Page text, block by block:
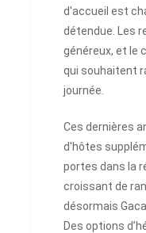
d'accueil est
détendue. Les
généreux, et le
qui souhaitent
journée.
Ces dernières
d'hôtes
portes dans la
croissant de
désormais
Des options